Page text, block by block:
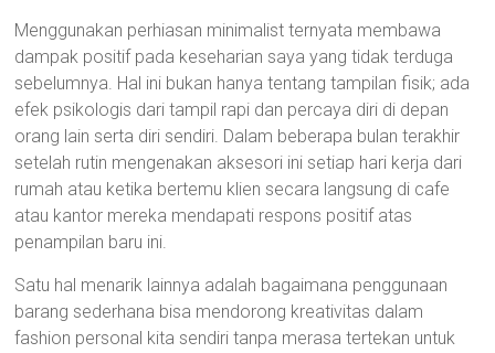
Menggunakan perhiasan minimalist ternyata membawa
dampak positif pada keseharian saya yang tidak terduga
sebelumnya. Hal ini bukan hanya tentang tampilan fisik; ada
efek psikologis dari tampil rapi dan percaya diri di depan
orang lain serta diri sendiri. Dalam beberapa bulan terakhir
setelah rutin mengenakan aksesori ini setiap hari kerja dari
rumah atau ketika bertemu klien secara langsung di cafe
atau kantor mereka mendapati respons positif atas
penampilan baru ini.
Satu hal menarik lainnya adalah bagaimana penggunaan
barang sederhana bisa mendorong kreativitas dalam
fashion personal kita sendiri tanpa merasa tertekan untuk